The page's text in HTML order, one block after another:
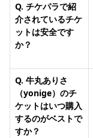
Q. チケパラで紹
介されているチケ
ットは安全です
か？
Q. 牛丸ありさ
（yonige）のチ
ケットはいつ購入
するのがベストで
すか？